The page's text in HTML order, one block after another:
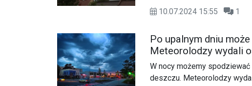
burzami, które mogą wystąpić
10.07.2024 15:55 1
Po upalnym dniu
Meteorolodzy wydali
W nocy możemy
deszczu. Meteorolodzy